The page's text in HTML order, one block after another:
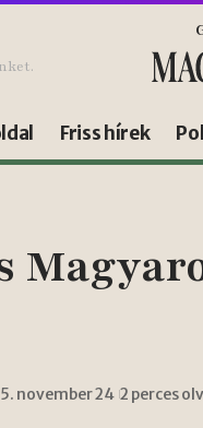
Friss hírek
november 24 2 perces